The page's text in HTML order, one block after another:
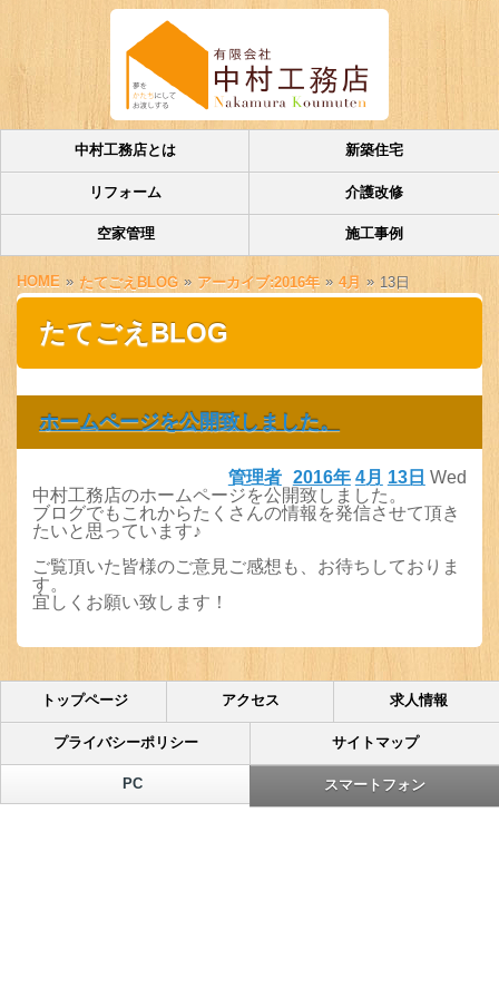
中村工務店とは 新築住宅
リフォーム 介護改修
空家管理 施工事例
HOME » たてごえBLOG » アーカイブ:2016年 » 4月 » 13日
たてごえBLOG
ホームページを公開致しました。
2016年 4月 13日 Wed
管理者
中村工務店のホームページを公開致しました。
ブログでもこれからたくさんの情報を発信させて頂き
たいと思っています♪
ご覧頂いた皆様のご意見ご感想も、お待ちしておりま
す。
宜しくお願い致します！
トップページ アクセス 求人情報
プライバシーポリシー サイトマップ
PC スマートフォン